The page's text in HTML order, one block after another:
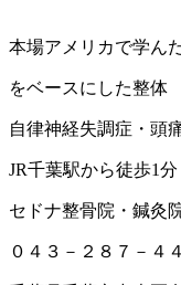
本場アメリカで学ん
をベースにした整体
自律神経失調症・頭
JR千葉駅から徒歩1分
セドナ整骨院・鍼灸
０４３－２８７－４